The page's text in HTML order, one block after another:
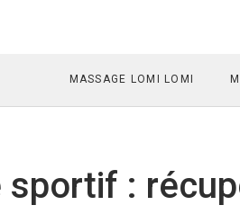
MASSAGE LOMI LOMI
sportif :